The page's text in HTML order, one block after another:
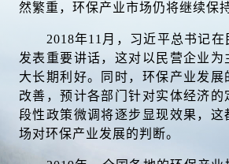
然繁重，环保产业市场仍将继续保
2018年11月，习近平总书记
发表重要讲话，这对以民营企业为
大长期利好。同时，环保产业发展
改善，预计各部门针对实体经济的
段性政策微调将逐步显现效果，这
场对环保产业发展的判断。